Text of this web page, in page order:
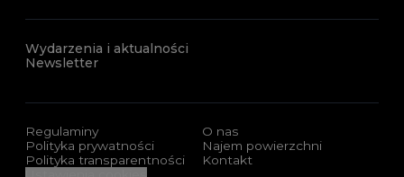
Wydarzenia i aktualności
Newsletter
Regulaminy
Polityka prywatności
Polityka transparentności
O nas
Najem powierzchni
Kontakt